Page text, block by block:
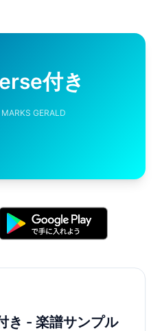
付き
GERALD
き - 楽譜サンプル